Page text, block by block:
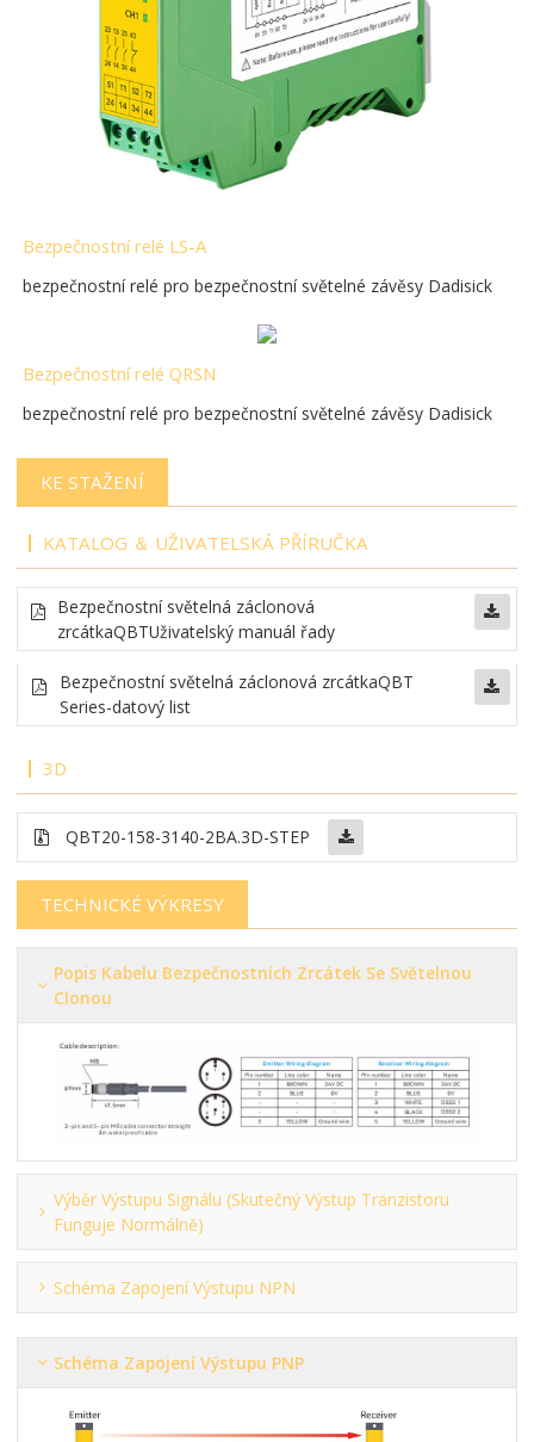
Bezpečnostní relé LS-A
bezpečnostní relé pro bezpečnostní světelné závěsy Dadisick
Bezpečnostní relé QRSN
bezpečnostní relé pro bezpečnostní světelné závěsy Dadisick
KE STAŽENÍ
KATALOG ＆ UŽIVATELSKÁ PŘÍRUČKA
Bezpečnostní světelná záclonová
zrcátkaQBTUživatelský manuál řady
Bezpečnostní světelná záclonová zrcátkaQBT
Series-datový list
3D
QBT20-158-3140-2BA.3D-STEP
TECHNICKÉ VÝKRESY
Popis Kabelu Bezpečnostních Zrcátek Se Světelnou
Clonou
Výběr Výstupu Signálu (skutečný Výstup Tranzistoru
Funguje Normálně)
Schéma Zapojení Výstupu NPN
Schéma Zapojení Výstupu PNP